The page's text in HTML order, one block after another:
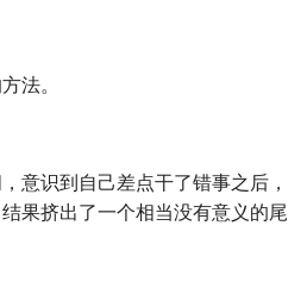
法。
意识到自己差点干了错事之后，
果挤出了一个相当没有意义的尾